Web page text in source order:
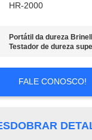
HR-2000
Portátil da dureza Brinell
Testador de dureza
FALE CONOSCO!